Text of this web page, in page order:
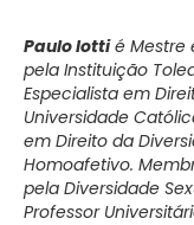
Paulo Iottié Mestre
pela Instituição
Especialista em
Universidade
em Direito da
Homoafetivo.
pela Diversidade
Professor